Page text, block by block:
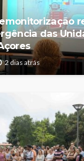
das
2 dias atrás